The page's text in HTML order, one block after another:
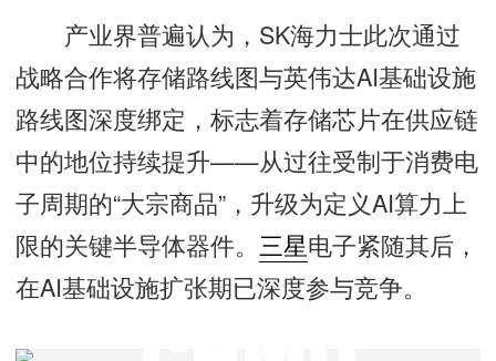
产业界普遍认为，SK海力士此次通过
战略合作将存储路线图与英伟达AI基础设施
路线图深度绑定，标志着存储芯片在供应链
中的地位持续提升——从过往受制于消费电
子周期的“大宗商品”，升级为定义AI算力上
限的关键半导体器件。 三星电子紧随其后，
在AI基础设施扩张期已深度参与竞争。